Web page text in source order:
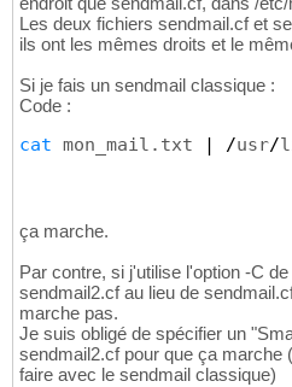
Les deux fichiers sendmail.cf et
ils ont les mêmes droits et le
Si je fais un sendmail classique :
Code :
cat mon_mail.txt /usr/
ça marche.
Par contre, si j'utilise l'option -C
sendmail2.cf au lieu de
marche pas.
Je suis obligé de spécifier un
sendmail2.cf pour que ça marche
faire avec le sendmail classique)